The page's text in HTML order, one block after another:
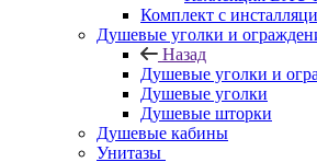
Комплект с
Душевые уголки и
Назад
Душевые уголки и
Душевые уголки
Душевые шторки
Душевые кабины
Унитазы